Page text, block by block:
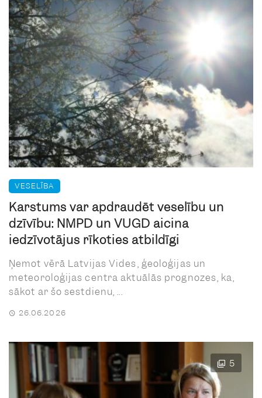
VESELĪBA
Karstums var apdraudēt veselību un
dzīvību: NMPD un VUGD aicina
iedzīvotājus rīkoties atbildīgi
Ņemot vērā Latvijas Vides, ģeoloģijas un
meteoroloģijas centra aktuālās prognozes, ka,
sākot ar šo sestdienu, ...
26.06.2026
5